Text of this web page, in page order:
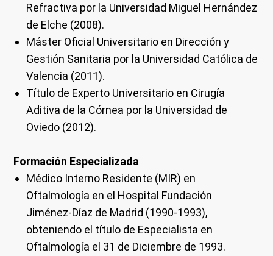
Refractiva por la Universidad Miguel Hernández
de Elche (2008).
Máster Oficial Universitario en Dirección y
Gestión Sanitaria por la Universidad Católica de
Valencia (2011).
Título de Experto Universitario en Cirugía
Aditiva de la Córnea por la Universidad de
Oviedo (2012).
Formación Especializada
Médico Interno Residente (MIR) en
Oftalmología en el Hospital Fundación
Jiménez-Díaz de Madrid (1990-1993),
obteniendo el título de Especialista en
Oftalmología el 31 de Diciembre de 1993.